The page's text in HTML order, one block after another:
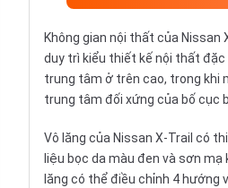
Không gian nội thất của Nissan
duy trì kiểu thiết kế nội thất
trung tâm ở trên cao, trong khi
trung tâm đối xứng của bố cục
Vô lăng của Nissan X-Trail có
liệu bọc da màu đen và sơn mạ
lăng có thể điều chỉnh 4 hướng